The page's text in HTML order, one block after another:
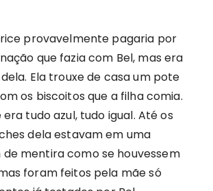
provavelmente pagaria por
que fazia com Bel, mas era
Ela trouxe de casa um pote
os biscoitos que a filha comia.
tudo azul, tudo igual. Até os
dela estavam em uma
mentira como se houvessem
foram feitos pela mãe só